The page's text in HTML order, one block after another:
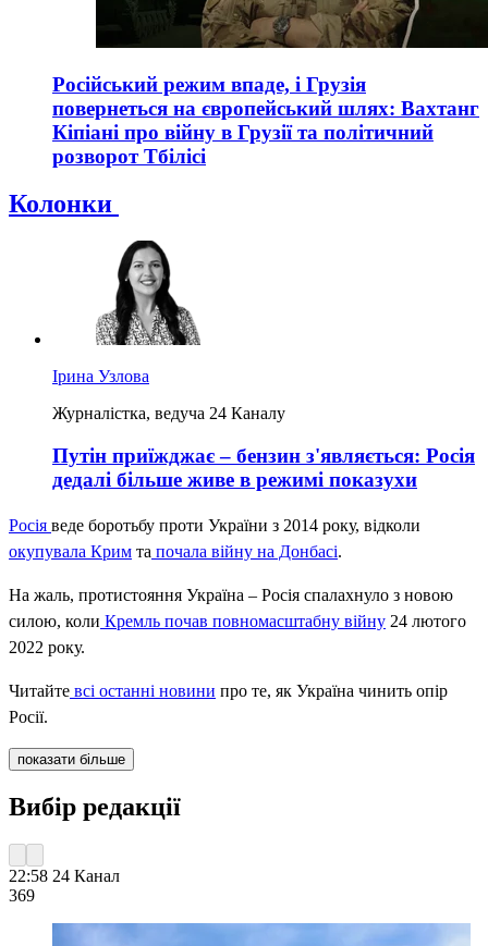
Російський режим впаде, і Грузія
повернеться на європейський шлях: Вахтанг
Кіпіані про війну в Грузії та політичний
розворот Тбілісі
Колонки
Ірина Узлова
Журналістка, ведуча 24 Каналу
Путін приїжджає – бензин з'являється: Росія
дедалі більше живе в режимі показухи
Росія веде боротьбу проти України з 2014 року, відколи
окупувала Крим та почала війну на Донбасі.
На жаль, протистояння Україна – Росія спалахнуло з новою
силою, коли Кремль почав повномасштабну війну 24 лютого
2022 року.
Читайте всі останні новини про те, як Україна чинить опір
Росії.
показати більше
Вибір редакції
22:58 24 Канал
369